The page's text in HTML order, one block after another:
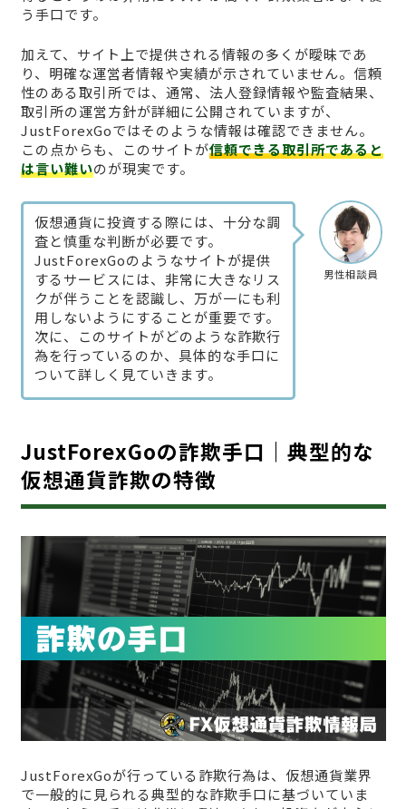
う手口です。
加えて、サイト上で提供される情報の多くが曖昧であ
り、明確な運営者情報や実績が示されていません。信頼
性のある取引所では、通常、法人登録情報や監査結果、
取引所の運営方針が詳細に公開されていますが、
JustForexGoではそのような情報は確認できません。
この点からも、このサイトが信頼できる取引所であると
は言い難いのが現実です。
男性相談員
仮想通貨に投資する際には、十分な調
査と慎重な判断が必要です。
JustForexGoのようなサイトが提供
するサービスには、非常に大きなリス
クが伴うことを認識し、万が一にも利
用しないようにすることが重要です。
次に、このサイトがどのような詐欺行
為を行っているのか、具体的な手口に
ついて詳しく見ていきます。
JustForexGoの詐欺手口｜典型的な
仮想通貨詐欺の特徴
JustForexGoが行っている詐欺行為は、仮想通貨業界
で一般的に見られる典型的な詐欺手口に基づいていま